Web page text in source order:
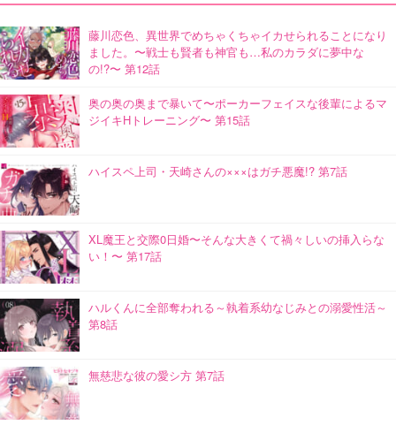
藤川恋色、異世界でめちゃくちゃイカせられることになり
ました。〜戦士も賢者も神官も…私のカラダに夢中な
の!?〜 第12話
奥の奥の奥まで暴いて〜ポーカーフェイスな後輩によるマ
ジイキHトレーニング〜 第15話
ハイスペ上司・天崎さんの×××はガチ悪魔!? 第7話
XL魔王と交際0日婚〜そんな大きくて禍々しいの挿入らな
い！〜 第17話
ハルくんに全部奪われる～執着系幼なじみとの溺愛性活～
第8話
無慈悲な彼の愛シ方 第7話